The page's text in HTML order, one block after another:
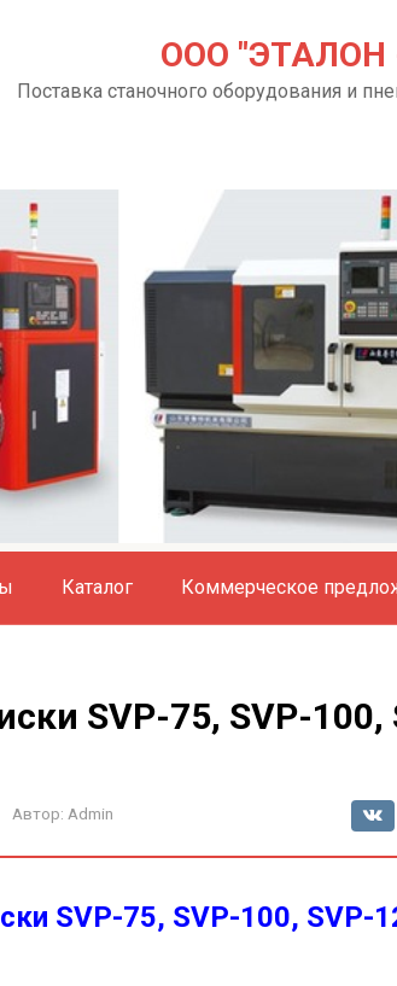
ООО "ЭТАЛОН
Поставка станочного оборудования и
Каталог Коммерческое
SVP-75, SVP-100,
Автор: Admin
SVP-75, SVP-100, SVP-